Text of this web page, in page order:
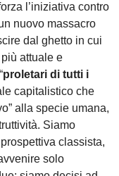
l’iniziativa contro
nuovo massacro
dal ghetto in cui
attuale e
proletari di tutti i
capitalistico che
alla specie umana,
Siamo
classista,
solo